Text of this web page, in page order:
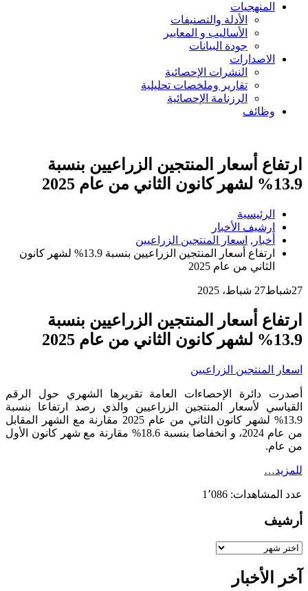
المنهجيات
الأدلة والتصنيفات
الأساليب و المعايير
جودة البيانات
الاصدارات
النشرات الإحصائية
تقارير وملخصات تحليلية
الرزنامة الإحصائية
وظائف
ارتفاع أسعار المنتجين الزراعيين بنسبة
13.9% لشهر كانون الثاني من عام 2025
الرئيسية
ارشيف الأخبار
أخبار , اسعار المنتجين الزراعيين
ارتفاع أسعار المنتجين الزراعيين بنسبة 13.9% لشهر كانون
الثاني من عام 2025
27شباط27 شباط، 2025
ارتفاع أسعار المنتجين الزراعيين بنسبة
13.9% لشهر كانون الثاني من عام 2025
اسعار المنتجين الزراعيين
أصدرت دائرة الإحصاءات العامة تقريرها الشهري حول الرقم
القياسي لأسعار المنتجين الزراعيين والذي رصد ارتفاعا بنسبة
13.9% لشهر كانون الثاني من عام 2025 مقارنة مع الشهر المقابل
من عام 2024، و انخفاضا بنسبة 18.6% مقارنة مع شهر كانون الأول
من عام.
للمزيد…
عدد المشاهدات: 1٬086
أرشيف
أرشيف
آخر الأخبار